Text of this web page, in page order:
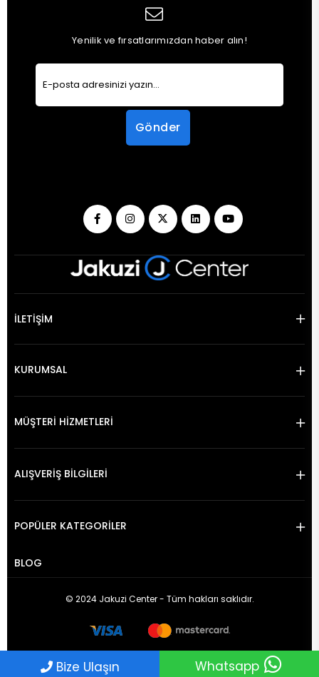
Bize Ulaşın Whatsapp
Yenilik ve fırsatlarımızdan haber alın!
Gönder
İLETİŞİM
KURUMSAL
MÜŞTERİ HİZMETLERİ
ALIŞVERİŞ BİLGİLERİ
POPÜLER KATEGORİLER
BLOG
© 2024 Jakuzi Center - Tüm hakları saklıdır.